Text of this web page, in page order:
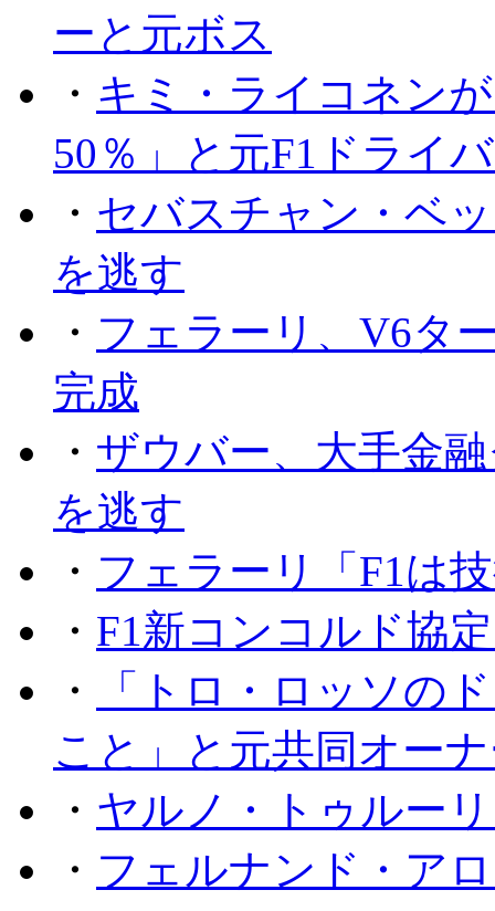
ーと元ボス
・ キミ・ライコネン
50％」と元F1ドライ
・ セバスチャン・ベ
を逃す
・ フェラーリ、V6タ
完成
・ ザウバー、大手金
を逃す
・ フェラーリ「F1は
・ F1新コンコルド協
・
「トロ・ロッソの
こと」と元共同オー
・ ヤルノ・トゥルー
・ フェルナンド・ア